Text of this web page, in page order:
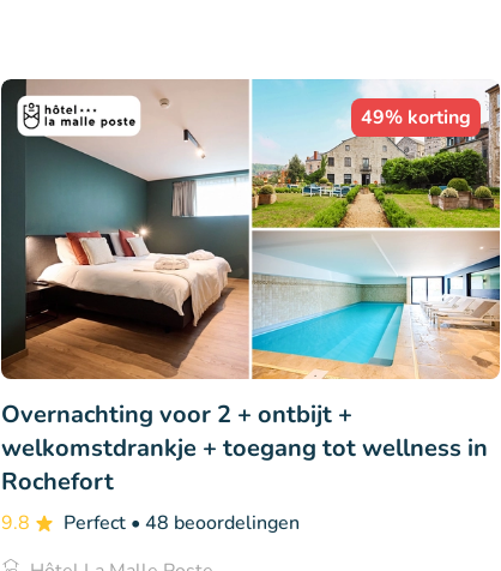
49% korting
Overnachting voor 2 + ontbijt +
welkomstdrankje + toegang tot wellness in
Rochefort
9.8 Perfect • 48 beoordelingen